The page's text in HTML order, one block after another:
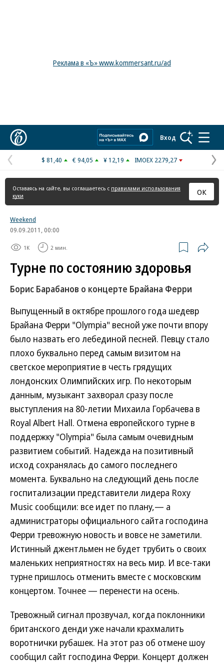
Реклама в «Ъ» www.kommersant.ru/ad
Вход
Предыдущая
страница
$ 81,40 € 94,05 ¥ 12,19 IMOEX 2279,27
Оставаясь на сайте, вы соглашаетесь с правилами использования
куки
ОК
Weekend
09.09.2011, 00:00
1K 2 мин.
Турне по состоянию здоровья
Борис Барабанов о концерте Брайана Ферри
Выпущенный в октябре прошлого года шедевр
Брайана Ферри "Olympia" весной уже почти впору
было назвать его лебединой песней. Певцу стало
плохо буквально перед самым визитом на
светское мероприятие в честь грядущих
лондонских Олимпийских игр. По некоторым
данным, музыкант захворал сразу после
выступления на 80-летии Михаила Горбачева в
Royal Albert Hall. Отмена европейского турне в
поддержку "Olympia" была самым очевидным
развитием событий. Надежда на позитивный
исход сохранялась до самого последнего
момента. Буквально на следующий день после
госпитализации представители лидера Roxy
Music сообщили: все идет по плану,— а
администраторы официального сайта господина
Ферри тревожную новость и вовсе не заметили.
Истинный джентльмен не будет трубить о своих
маленьких неприятностях на весь мир. И все-таки
турне пришлось отменить вместе с московским
концертом. Точнее — перенести на осень.
Тревожный сигнал прозвучал, когда поклонники
британского денди уже начали крахмалить
воротнички рубашек. На этот раз об отмене шоу
сообщил сайт господина Ферри. Концерт должен